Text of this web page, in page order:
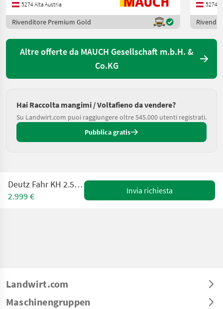
5274 Alta Austria
Rivenditore Premium Gold
5274
Altre offerte da MAUCH Gesellschaft m.b.H. &
Co.KG
Hai Raccolta mangimi / Voltafieno da vendere?
Su Landwirt.com puoi raggiungere oltre 545.000 utenti registrati.
Pubblica gratis
Deutz Fahr KH 2.52 Hydro - Super
2.999 €
Invia richiesta
Landwirt.com
Maschinengruppen